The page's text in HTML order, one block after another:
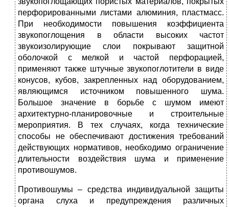
перфорирован­ными листами алюминия, пластмасс.
При необходимости повышения коэффициента
звукопоглощения в области высоких частот
звукоизолирующие слои покрывают защитной
оболочкой с мелкой и частой перфорацией,
применяют также штучные звукопоглотители в виде
конусов, кубов, закрепленных над оборудованием,
являющимся источником повышенного шума.
Большое значение в борьбе с шумом имеют
архитектурно-планировочные и строительные
мероприятия. В тех случаях, когда технические
способы не обеспечивают достижения требований
действующих нормативов, необходимо ограничение
длительности воздействия шума и применение
противошумов.
Противошумы – средства индивидуальной защиты
органа слуха и предупреждения различных